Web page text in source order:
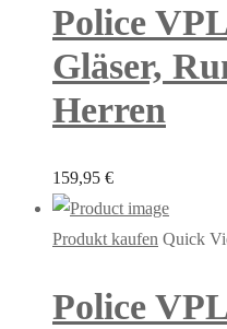
Police
Gläser,
Herren
159,95 €
Produkt kaufen Quick
Police